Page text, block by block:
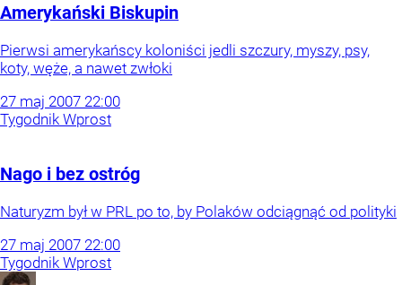
Amerykański Biskupin
Pierwsi amerykańscy koloniści jedli szczury, myszy, psy,
koty, węże, a nawet zwłoki
27 maj 2007 22:00
Tygodnik Wprost
Nago i bez ostróg
Naturyzm był w PRL po to, by Polaków odciągnąć od polityki
27 maj 2007 22:00
Tygodnik Wprost